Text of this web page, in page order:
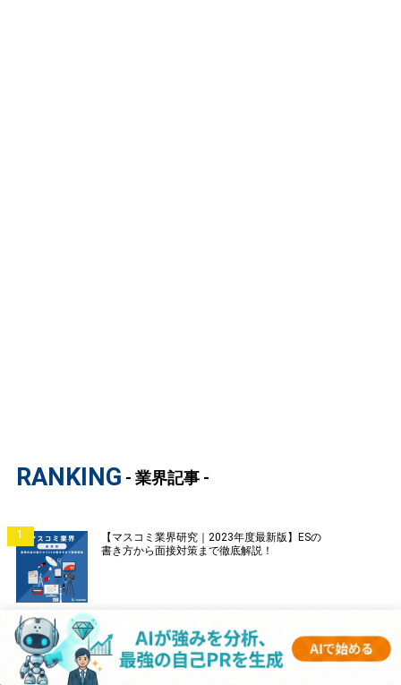
RANKING - 業界記事 -
1
【マスコミ業界研究｜2023年度最新版】ESの
書き方から面接対策まで徹底解説！
2
方から面接対策まで徹底解説！